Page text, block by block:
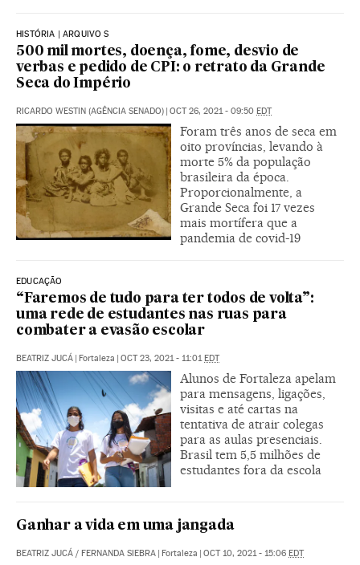
HISTÓRIA | ARQUIVO S
500 mil mortes, doença, fome, desvio de
verbas e pedido de CPI: o retrato da Grande
Seca do Império
RICARDO WESTIN (AGÊNCIA SENADO) OCT 26, 2021 - 09:50 EDT
Foram três anos de seca em
oito províncias, levando à
morte 5% da população
brasileira da época.
Proporcionalmente, a
Grande Seca foi 17 vezes
mais mortífera que a
pandemia de covid-19
EDUCAÇÃO
“Faremos de tudo para ter todos de volta”:
uma rede de estudantes nas ruas para
combater a evasão escolar
BEATRIZ JUCÁ Fortaleza OCT 23, 2021 - 11:01 EDT
Alunos de Fortaleza apelam
para mensagens, ligações,
visitas e até cartas na
tentativa de atrair colegas
para as aulas presenciais.
Brasil tem 5,5 milhões de
estudantes fora da escola
Ganhar a vida em uma jangada
BEATRIZ JUCÁ / FERNANDA SIEBRA Fortaleza OCT 10, 2021 - 15:06 EDT